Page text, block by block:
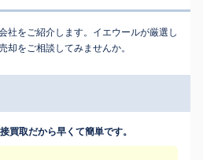
社をご紹介します。イエウールが厳選し
却をご相談してみませんか。
買取だから早くて簡単です。